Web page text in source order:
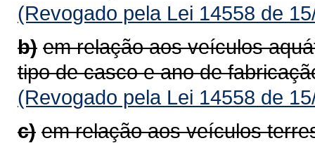
(Revogado pela Lei 14558 de
b) em relação aos veículos
tipo de casco e ano de
(Revogado pela Lei 14558 de
c) em relação aos veículos